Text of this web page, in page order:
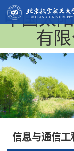
中国太
有
信息与通信工